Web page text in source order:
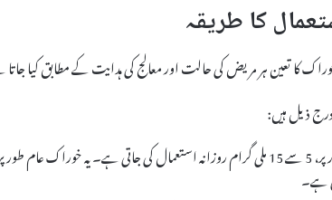
کا طریقہ
ذیل ہیں:
عام طور پر، 5 سے 15 ملی گرام روزانہ استعمال کی جاتی ہے۔ یہ خوراک
ہے۔